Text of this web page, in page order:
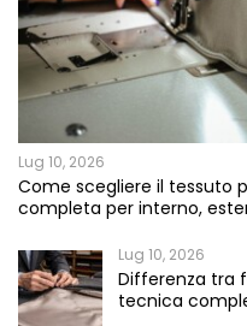
Lug 10, 2026
Come scegliere il tessuto
completa per interno,
Lug 10, 2026
Differenza tra
tecnica